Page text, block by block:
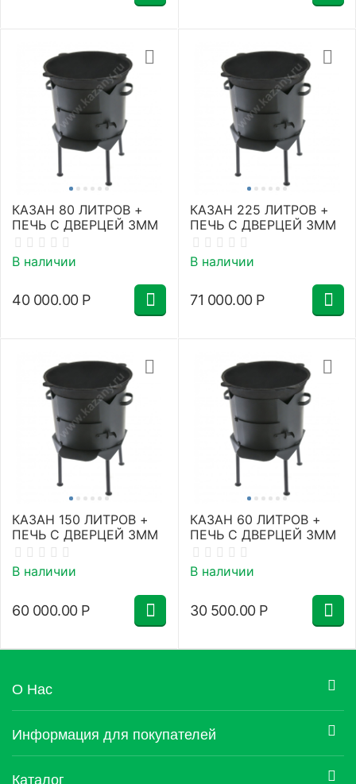
КАЗАН 80 ЛИТРОВ +
ПЕЧЬ С ДВЕРЦЕЙ 3ММ
В наличии
40 000.00 Р
КАЗАН 225 ЛИТРОВ +
ПЕЧЬ С ДВЕРЦЕЙ 3ММ
В наличии
71 000.00 Р
КАЗАН 150 ЛИТРОВ +
ПЕЧЬ С ДВЕРЦЕЙ 3ММ
В наличии
60 000.00 Р
КАЗАН 60 ЛИТРОВ +
ПЕЧЬ С ДВЕРЦЕЙ 3ММ
В наличии
30 500.00 Р
О Нас
Информация для покупателей
Каталог